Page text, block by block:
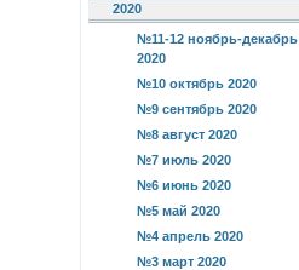
2020
№11-12 ноябрь-декабрь
2020
№10 октябрь 2020
№9 сентябрь 2020
№8 август 2020
№7 июль 2020
№6 июнь 2020
№5 май 2020
№4 апрель 2020
№3 март 2020